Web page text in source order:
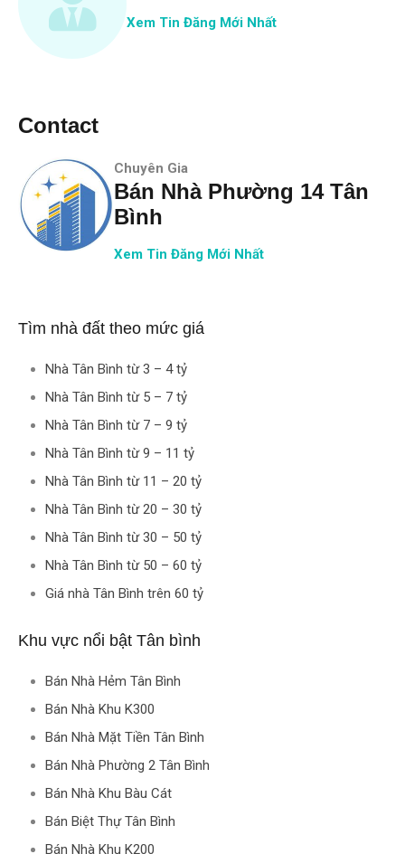
Xem Tin Đăng Mới Nhất
Contact
Chuyên Gia
Bán Nhà Phường 14 Tân
Bình
Xem Tin Đăng Mới Nhất
Tìm nhà đất theo mức giá
Nhà Tân Bình từ 3 – 4 tỷ
Nhà Tân Bình từ 5 – 7 tỷ
Nhà Tân Bình từ 7 – 9 tỷ
Nhà Tân Bình từ 9 – 11 tỷ
Nhà Tân Bình từ 11 – 20 tỷ
Nhà Tân Bình từ 20 – 30 tỷ
Nhà Tân Bình từ 30 – 50 tỷ
Nhà Tân Bình từ 50 – 60 tỷ
Giá nhà Tân Bình trên 60 tỷ
Khu vực nổi bật Tân bình
Bán Nhà Hẻm Tân Bình
Bán Nhà Khu K300
Bán Nhà Mặt Tiền Tân Bình
Bán Nhà Phường 2 Tân Bình
Bán Nhà Khu Bàu Cát
Bán Biệt Thự Tân Bình
Bán Nhà Khu K200